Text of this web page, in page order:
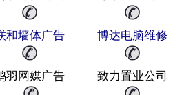
和墙体广告 博达电脑维修
羽网媒广告 致力置业公司